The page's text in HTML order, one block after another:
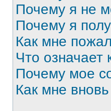
Почему я не
Почему я
Как мне
Что означает
Почему мое
Как мне